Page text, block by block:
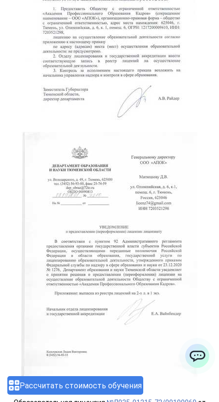
Рассчитать стоимость обучения
Мессенджеры
Свяжитесь с нами через любой удобный мессенджер!
Telegram WhatsApp
Vkontakte
Max